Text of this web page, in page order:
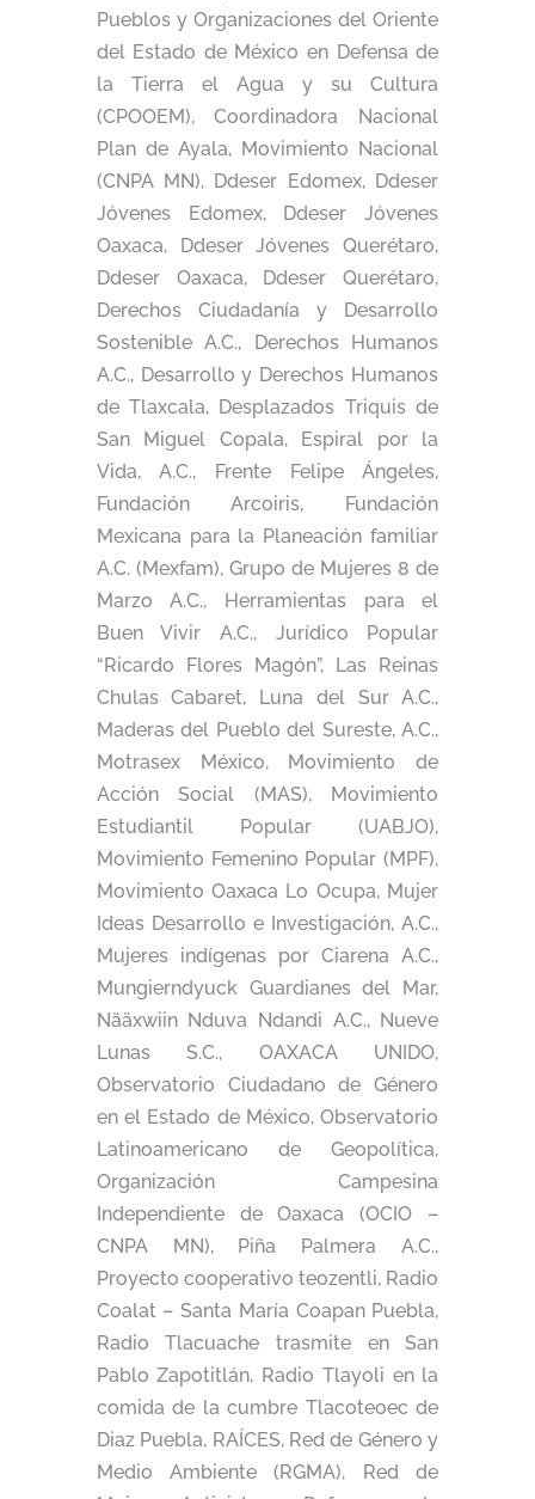
Pueblos y Organizaciones del Oriente
del Estado de México en Defensa de
la Tierra el Agua y su Cultura
(CPOOEM), Coordinadora Nacional
Plan de Ayala, Movimiento Nacional
(CNPA MN), Ddeser Edomex, Ddeser
Jóvenes Edomex, Ddeser Jóvenes
Oaxaca, Ddeser Jóvenes Querétaro,
Ddeser Oaxaca, Ddeser Querétaro,
Derechos Ciudadanía y Desarrollo
Sostenible A.C., Derechos Humanos
A.C., Desarrollo y Derechos Humanos
de Tlaxcala, Desplazados Triquis de
San Miguel Copala, Espiral por la
Vida, A.C., Frente Felipe Ángeles,
Fundación Arcoiris, Fundación
Mexicana para la Planeación familiar
A.C. (Mexfam), Grupo de Mujeres 8 de
Marzo A.C., Herramientas para el
Buen Vivir A.C., Jurídico Popular
“Ricardo Flores Magón”, Las Reinas
Chulas Cabaret, Luna del Sur A.C.,
Maderas del Pueblo del Sureste, A.C.,
Motrasex México, Movimiento de
Acción Social (MAS), Movimiento
Estudiantil Popular (UABJO),
Movimiento Femenino Popular (MPF),
Movimiento Oaxaca Lo Ocupa, Mujer
Ideas Desarrollo e Investigación, A.C.,
Mujeres indígenas por Ciarena A.C.,
Mungierndyuck Guardianes del Mar,
Nääxwiin Nduva Ndandi A.C., Nueve
Lunas S.C., OAXACA UNIDO,
Observatorio Ciudadano de Género
en el Estado de México, Observatorio
Latinoamericano de Geopolítica,
Organización Campesina
Independiente de Oaxaca (OCIO –
CNPA MN), Piña Palmera A.C.,
Proyecto cooperativo teozentli, Radio
Coalat – Santa María Coapan Puebla,
Radio Tlacuache trasmite en San
Pablo Zapotitlán, Radio Tlayoli en la
comida de la cumbre Tlacoteoec de
Diaz Puebla, RAÍCES, Red de Género y
Medio Ambiente (RGMA), Red de